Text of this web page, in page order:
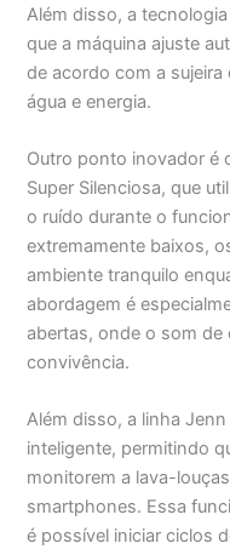
Além disso, a
que a máquina ajuste
de acordo com a
água e energia.
Outro ponto inovador é
Super Silenciosa, que
o ruído durante o
extremamente baixos,
ambiente tranquilo
abordagem é
abertas, onde o som
convivência.
Além disso, a linha
inteligente, permitindo
monitorem a lava-
smartphones. Essa
é possível iniciar ciclos